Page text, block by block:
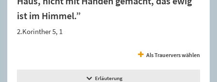
ist im Himmel.”
2.Korinther 5, 1
Als Trauervers wählen
Erläuterung